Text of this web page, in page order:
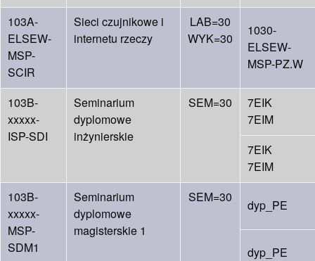
103A-
ELSEW-
MSP-
SCIR
Sieci czujnikowe i
internetu rzeczy
LAB=30
WYK=30
1030-
ELSEW-
MSP-PZ.W
103B-
xxxxx-
ISP-SDI
Seminarium
dyplomowe
inżynierskie
SEM=30
7EIK
7EIM
7EIK
7EIM
103B-
xxxxx-
MSP-
SDM1
Seminarium
dyplomowe
magisterskie 1
SEM=30
dyp_PE
dyp_PE